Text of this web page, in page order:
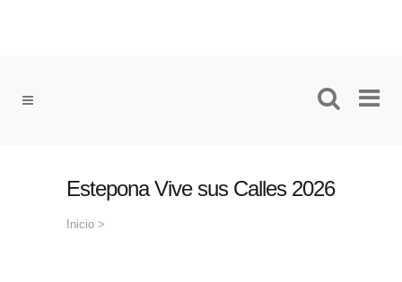
Estepona Vive sus Calles 2026
Inicio >